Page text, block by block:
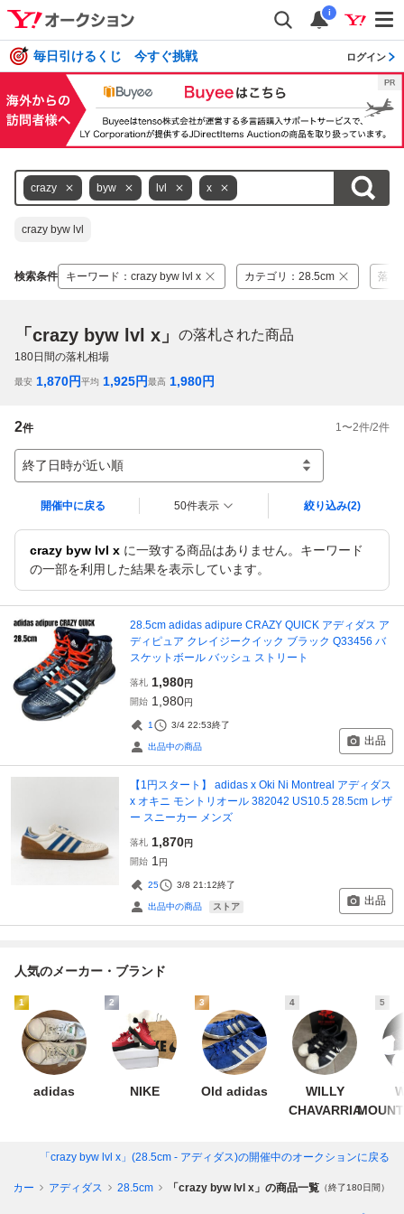
i
毎日引けるくじ 今すぐ挑戦 ログイン
crazy byw lvl x
crazy byw lvl
検索条件 キーワード ： crazy byw lvl x カテゴリ ： 28.5cm 落札
「crazy byw lvl x」 の落札された商品
180日間の落札相場
最安 1,870円平均 1,925円最高 1,980円
2件 1 〜2件/2件
終了日時が近い順
開催中に戻る 50件表示 絞り込み(2)
crazy byw lvl x に一致する商品はありません。キーワード
の一部を利用した結果を表示しています。
28.5cm adidas adipure CRAZY QUICK アディダス ア
ディピュア クレイジークイック ブラック Q33456 バ
スケットボール バッシュ ストリート
落札 1,980円
開始 1,980円
1 3/4 22:53終了
出品中の商品 出品
【1円スタート】 adidas x Oki Ni Montreal アディダス
x オキニ モントリオール 382042 US10.5 28.5cm レザ
ー スニーカー メンズ
落札 1,870円
開始 1 円
25 3/8 21:12終了
出品中の商品 ストア 出品
人気のメーカー・ブランド
1
adidas
2
NIKE
3
Old adidas
4
WILLY
CHAVARRIA
5
「crazy byw lvl x」(28.5cm - アディダス)の開催中のオークションに戻る
カー アディダス 28.5cm 「crazy byw lvl x」の商品一覧 （終了180日間）